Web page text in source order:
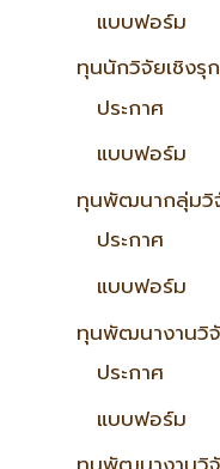
แบบฟอร์ม
ทุนนักวิจัยเชิงรุ
ประกาศ
แบบฟอร์ม
ทุนพัฒนากลุ่มวิ
ประกาศ
แบบฟอร์ม
ทุนพัฒนางานวิ
ประกาศ
แบบฟอร์ม